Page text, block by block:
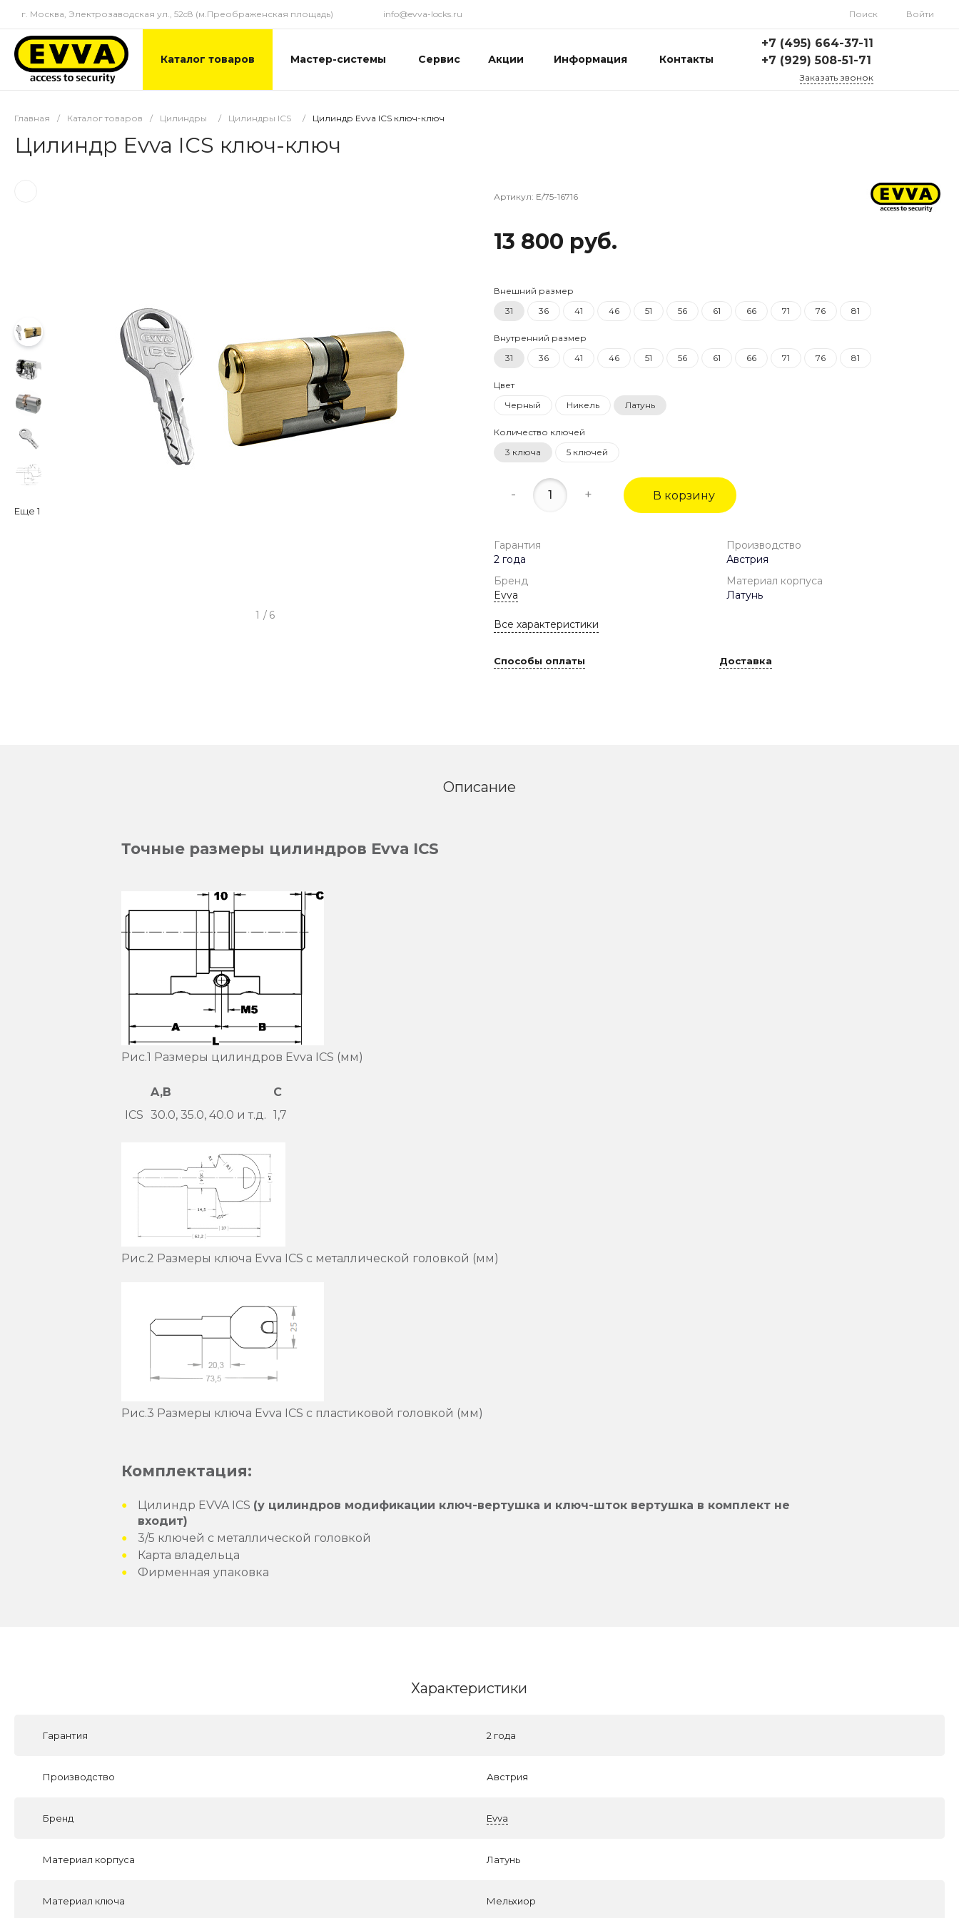
г. Москва, Электрозаводская ул., 52c8 (м.Преображенская площадь) info@evva-locks.ru Поиск Войти
Каталог товаров Мастер-системы Сервис Акции Информация Контакты
+7 (495) 664-37-11
+7 (929) 508-51-71
Заказать звонок
Главная / Каталог товаров / Цилиндры / Цилиндры ICS / Цилиндр Evva ICS ключ-ключ
Цилиндр Evva ICS ключ-ключ
Еще 1
1 / 6
Артикул: E/75-16716
13 800 руб.
Внешний размер
31
36 41 46 51 56 61 66 71 76 81
Внутренний размер
31
36 41 46 51 56 61 66 71 76 81
Цвет
Черный
Никель Латунь
Количество ключей
3 ключа
5 ключей
- + В корзину
Гарантия
2 года
Производство
Австрия
Бренд
Evva
Материал корпуса
Латунь
Все характеристики
Способы оплаты Доставка
Описание
Точные размеры цилиндров Evva ICS
Рис.1 Размеры цилиндров Evva ICS (мм)
A,B
C
ICS 30.0, 35.0, 40.0 и т.д. 1,7
Рис.2 Размеры ключа Evva ICS с металлической головкой (мм)
Рис.3 Размеры ключа Evva ICS с пластиковой головкой (мм)
Комплектация:
Цилиндр EVVA ICS (у цилиндров модификации ключ-вертушка и ключ-шток вертушка в комплект не
входит)
3/5 ключей с металлической головкой
Карта владельца
Фирменная упаковка
Характеристики
Гарантия 2 года
Производство Австрия
Бренд Evva
Материал корпуса Латунь
Материал ключа Мельхиор